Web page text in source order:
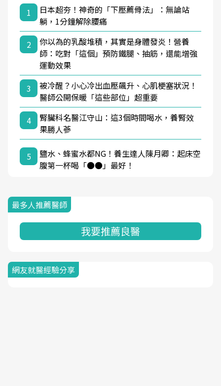
1
日本超夯！神奇的「下壓薦骨法」：無論站
躺，1分鐘解除腰痛
2
你以為的乳酸堆積，其實是身體發炎！營養
師：吃對「這個」預防鐵腿、抽筋，還能增強
運動效果
3
被冷醒？小心冷出血壓飆升、心肌梗塞狀況！
醫師公開保暖「這些部位」超重要
4
腎臟科名醫江守山：這3個時間喝水，養腎效
果勝人蔘
5
鹽水、蜂蜜水都NG！養生達人陳月卿：起床空
腹第一杯喝「●●」最好！
最多人推薦醫師
我要推薦良醫
網友就醫經驗分享